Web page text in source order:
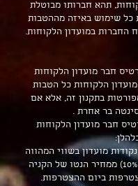
תהא חברותו מבוטלת
כל שימוש באיזה מההטבות
החברות במועדון הלקוחות.
חבר מועדון הלקוחות
הלקוחות כל הטבות
בתקנון זה, אלא אם
בר אחרת .
חבר מועדון הלקוחות
מועדון בשווי המהווה
עשרה אחוזים (10%) ממחיר הנטו של הקניה
ביום ההצטרפות.